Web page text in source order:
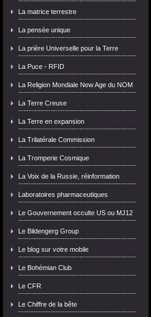
La matrice terrestre
La pensée unique
La prière Universelle pour la Terre
La Puce - RFID
La Religion Mondiale New Age du NOM
La Terre Creuse
La Terre en expansion
La Trilatérale Commission
La Tromperie Cosmique
La Voix de la Russie, réinformation
Laboratoires pharmaceutiques
Le Gouvernement occulte US ou MJ12
Le Bildengerg Group
Le blog sur votre mobile
Le Bohémian Club
Le CFR
Le Chiffre de la bête